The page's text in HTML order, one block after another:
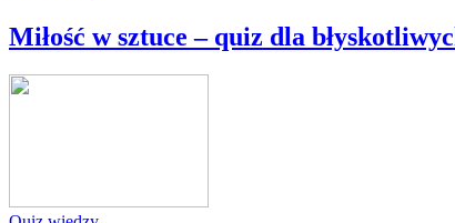
Miłość w sztuce – quiz dla